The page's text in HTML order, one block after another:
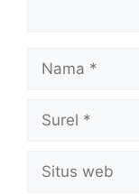
Nama
Surel
Situs
web